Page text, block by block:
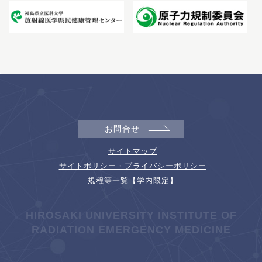
お問合せ
サイトマップ
サイトポリシー・プライバシーポリシー
規程等一覧【学内限定】
HIROSAKI UNIVERSITY INSTITUTE OF
RADIATION EMERGENCY MEDICINE